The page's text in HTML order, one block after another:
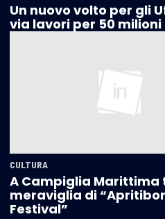
Un nuovo volto per gli
via lavori per 50 milioni
CULTURA
A Campiglia Marittima
meraviglia di
Festival”